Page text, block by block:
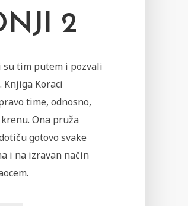
2
tim putem i pozvali
Koraci
time, odnosno,
Ona pruža
gotovo svake
i na izravan način